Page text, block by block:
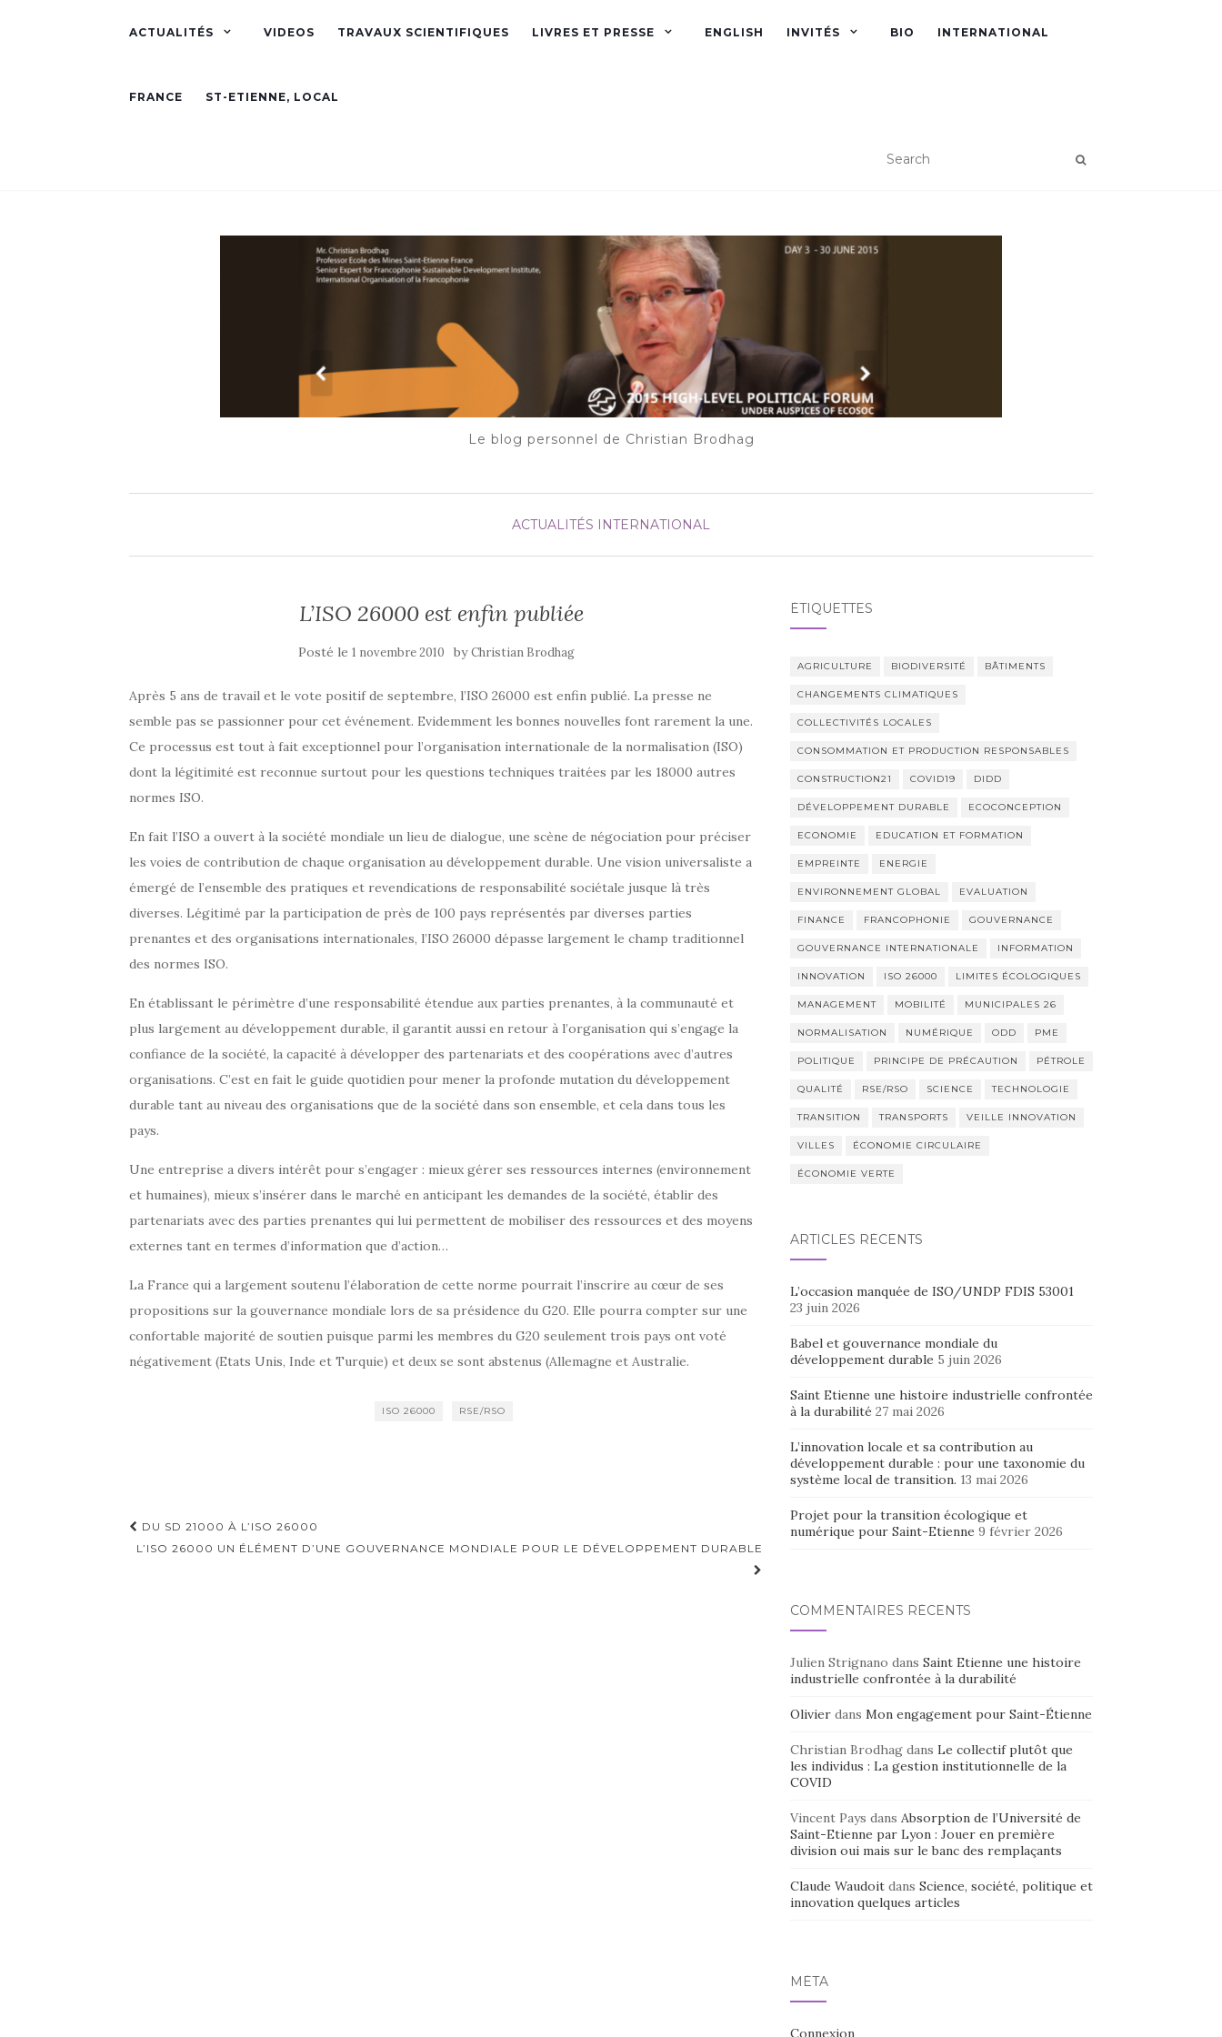
ACTUALITÉS VIDEOS TRAVAUX SCIENTIFIQUES LIVRES ET PRESSE ENGLISH INVITÉS BIO INTERNATIONAL
FRANCE ST-ETIENNE, LOCAL
Le blog personnel de Christian Brodhag
ACTUALITÉS INTERNATIONAL
L’ISO 26000 est enfin publiée
Posté le1 novembre 2010 byChristian Brodhag
Après 5 ans de travail et le vote positif de septembre, l’ISO 26000 est enfin publié. La presse ne
semble pas se passionner pour cet événement. Evidemment les bonnes nouvelles font rarement la une.
Ce processus est tout à fait exceptionnel pour l’organisation internationale de la normalisation (ISO)
dont la légitimité est reconnue surtout pour les questions techniques traitées par les 18000 autres
normes ISO.
En fait l’ISO a ouvert à la société mondiale un lieu de dialogue, une scène de négociation pour préciser
les voies de contribution de chaque organisation au développement durable. Une vision universaliste a
émergé de l’ensemble des pratiques et revendications de responsabilité sociétale jusque là très
diverses. Légitimé par la participation de près de 100 pays représentés par diverses parties
prenantes et des organisations internationales, l’ISO 26000 dépasse largement le champ traditionnel
des normes ISO.
En établissant le périmètre d’une responsabilité étendue aux parties prenantes, à la communauté et
plus largement au développement durable, il garantit aussi en retour à l’organisation qui s’engage la
confiance de la société, la capacité à développer des partenariats et des coopérations avec d’autres
organisations. C’est en fait le guide quotidien pour mener la profonde mutation du développement
durable tant au niveau des organisations que de la société dans son ensemble, et cela dans tous les
pays.
Une entreprise a divers intérêt pour s’engager : mieux gérer ses ressources internes (environnement
et humaines), mieux s’insérer dans le marché en anticipant les demandes de la société, établir des
partenariats avec des parties prenantes qui lui permettent de mobiliser des ressources et des moyens
externes tant en termes d’information que d’action…
La France qui a largement soutenu l’élaboration de cette norme pourrait l’inscrire au cœur de ses
propositions sur la gouvernance mondiale lors de sa présidence du G20. Elle pourra compter sur une
confortable majorité de soutien puisque parmi les membres du G20 seulement trois pays ont voté
négativement (Etats Unis, Inde et Turquie) et deux se sont abstenus (Allemagne et Australie.
ISO 26000 RSE/RSO
Navigation
d'article
DU SD 21000 À L’ISO 26000
L’ISO 26000 UN ÉLÉMENT D’UNE GOUVERNANCE MONDIALE POUR LE DÉVELOPPEMENT DURABLE
ÉTIQUETTES
AGRICULTURE BIODIVERSITÉ BÂTIMENTS
CHANGEMENTS CLIMATIQUES
COLLECTIVITÉS LOCALES
CONSOMMATION ET PRODUCTION RESPONSABLES
CONSTRUCTION21 COVID19 DIDD
DÉVELOPPEMENT DURABLE ECOCONCEPTION
ECONOMIE EDUCATION ET FORMATION
EMPREINTE ENERGIE
ENVIRONNEMENT GLOBAL EVALUATION
FINANCE FRANCOPHONIE GOUVERNANCE
GOUVERNANCE INTERNATIONALE INFORMATION
INNOVATION ISO 26000 LIMITES ÉCOLOGIQUES
MANAGEMENT MOBILITÉ MUNICIPALES 26
NORMALISATION NUMÉRIQUE ODD PME
POLITIQUE PRINCIPE DE PRÉCAUTION PÉTROLE
QUALITÉ RSE/RSO SCIENCE TECHNOLOGIE
TRANSITION TRANSPORTS VEILLE INNOVATION
VILLES ÉCONOMIE CIRCULAIRE
ÉCONOMIE VERTE
ARTICLES RÉCENTS
L’occasion manquée de ISO/UNDP FDIS 53001
23 juin 2026
Babel et gouvernance mondiale du
développement durable 5 juin 2026
Saint Etienne une histoire industrielle confrontée
à la durabilité 27 mai 2026
L’innovation locale et sa contribution au
développement durable : pour une taxonomie du
système local de transition. 13 mai 2026
Projet pour la transition écologique et
numérique pour Saint-Etienne 9 février 2026
COMMENTAIRES RÉCENTS
Julien Strignano dans Saint Etienne une histoire
industrielle confrontée à la durabilité
Olivierdans Mon engagement pour Saint-Étienne
Christian Brodhagdans Le collectif plutôt que
les individus : La gestion institutionnelle de la
COVID
Vincent Pays dans Absorption de l’Université de
Saint-Etienne par Lyon : Jouer en première
division oui mais sur le banc des remplaçants
Claude Waudoitdans Science, société, politique et
innovation quelques articles
MÉTA
Connexion